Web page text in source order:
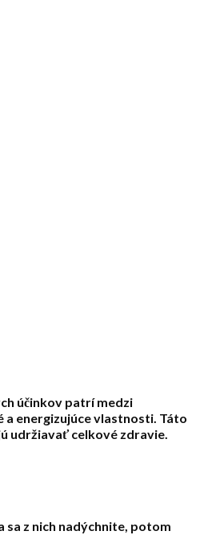
účinkov patrí medzi
a energizujúce vlastnosti. Táto
udržiavať celkové zdravie.
sa z nich nadýchnite, potom